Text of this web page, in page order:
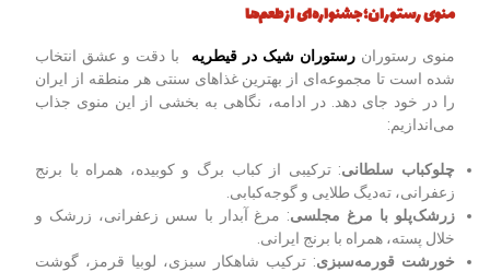
منوی رستوران؛ جشنواره‌ای از طعم‌ها
منوی رستورانرستوران شیک در قیطریه با دقت و عشق انتخاب
شده است تا مجموعه‌ای از بهترین غذاهای سنتی هر منطقه از ایران
را در خود جای دهد. در ادامه، نگاهی به بخشی از این منوی جذاب
می‌اندازیم:
چلوکباب سلطانی: ترکیبی از کباب برگ و کوبیده، همراه با برنج
زعفرانی، ته‌دیگ طلایی و گوجه‌کبابی.
زرشک‌پلو با مرغ مجلسی: مرغ آبدار با سس زعفرانی، زرشک و
خلال پسته، همراه با برنج ایرانی.
خورشت قورمه‌سبزی: ترکیب شاهکار سبزی، لوبیا قرمز، گوشت